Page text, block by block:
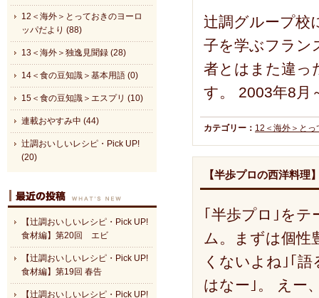
辻調グループ校
子を学ぶフラン
者とはまた違っ
す。 2003年8
カテゴリー： 12＜海外＞と
【半歩プロの西洋料理
｢半歩プロ｣を
ム。まずは個
くないよね｣｢
はなー｣。 えー
12＜海外＞とっておきのヨーロ
ッパだより (88)
13＜海外＞独逸見聞録 (28)
14＜食の豆知識＞基本用語 (0)
15＜食の豆知識＞エスプリ (10)
連載おやすみ中 (44)
辻調おいしいレシピ・Pick UP!
(20)
【辻調おいしいレシピ・Pick UP!
食材編】第20回 エビ
【辻調おいしいレシピ・Pick UP!
食材編】第19回 春告
【辻調おいしいレシピ・Pick UP!